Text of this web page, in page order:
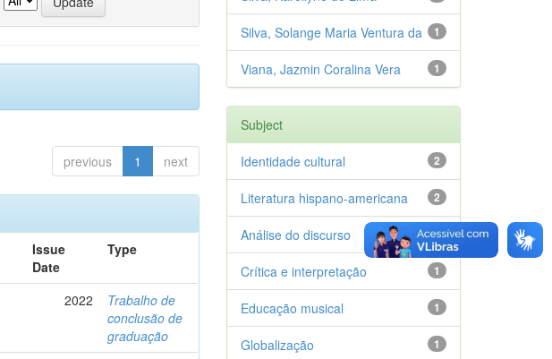
previous 1 next
Issue
Date
Type
2022
Trabalho de
conclusão de
graduação
1
Silva, Solange Maria Ventura da
1
Viana, Jazmin Coralina Vera
Subject
2
Identidade cultural
2
Literatura hispano-americana
1
Análise do discurso
1
Crítica e interpretação
1
Educação musical
1
Globalização